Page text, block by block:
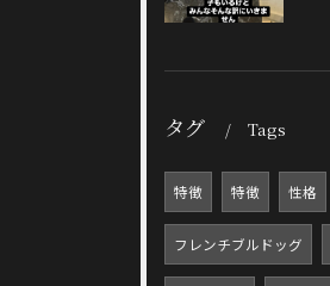
タグ Tags
特徴 特徴 性格
フレンチブルドッグ